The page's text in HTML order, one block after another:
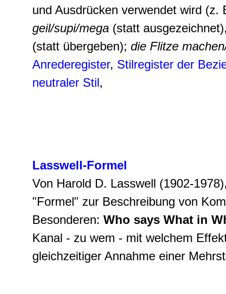
und Ausdrücken verwendet wird (z.
geil/supi/mega (statt
(statt übergeben); die Flitze
Anrederegister, Stilregister der
neutraler Stil,
Lasswell-Formel
Von Harold D. Lasswell (1902-
"Formel" zur Beschreibung von
Besonderen: Who says What in
Kanal - zu wem - mit welchem
gleichzeitiger Annahme einer